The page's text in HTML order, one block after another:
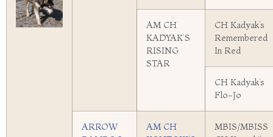
AM CH
KADYAK’S
RISING
STAR
CH Kadyak’s
Remembered
In Red
CH Kadyak’s
Flo-Jo
ARROW
AM CH
MBIS/MBISS